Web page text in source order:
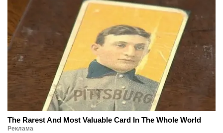
The Rarest And Most Valuable Card In The Whole World
Реклама